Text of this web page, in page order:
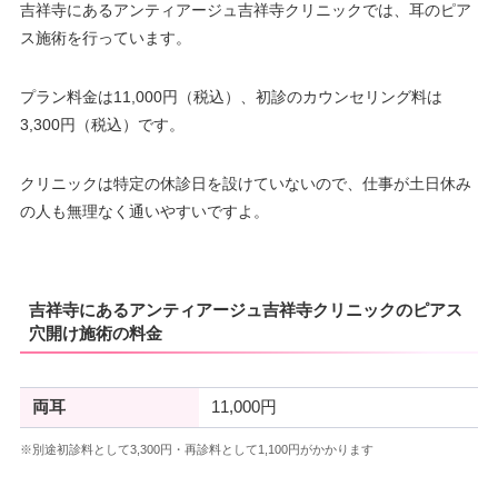
吉祥寺にあるアンティアージュ吉祥寺クリニックでは、耳のピア
ス施術を行っています。
プラン料金は11,000円（税込）、初診のカウンセリング料は
3,300円（税込）です。
クリニックは特定の休診日を設けていないので、仕事が土日休み
の人も無理なく通いやすいですよ。
吉祥寺にあるアンティアージュ吉祥寺クリニックのピアス
穴開け施術の料金
両耳 11,000円
※別途初診料として3,300円・再診料として1,100円がかかります